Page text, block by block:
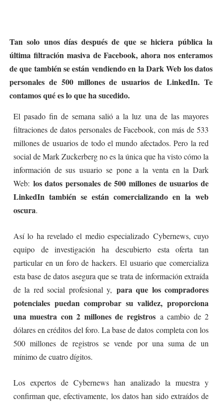
Tan solo unos días después de que se hiciera pública la
última filtración masiva de Facebook, ahora nos enteramos
de que también se están vendiendo en la Dark Web los datos
personales de 500 millones de usuarios de LinkedIn. Te
contamos qué es lo que ha sucedido.
El pasado fin de semana salió a la luz una de las mayores
filtraciones de datos personales de Facebook, con más de 533
millones de usuarios de todo el mundo afectados. Pero la red
social de Mark Zuckerberg no es la única que ha visto cómo la
información de sus usuario se pone a la venta en la Dark
Web: los datos personales de 500 millones de usuarios de
LinkedIn también se están comercializando en la web
oscura.
Así lo ha revelado el medio especializado Cybernews, cuyo
equipo de investigación ha descubierto esta oferta tan
particular en un foro de hackers. El usuario que comercializa
esta base de datos asegura que se trata de información extraída
de la red social profesional y, para que los compradores
potenciales puedan comprobar su validez, proporciona
una muestra con 2 millones de registros a cambio de 2
dólares en créditos del foro. La base de datos completa con los
500 millones de registros se vende por una suma de un
mínimo de cuatro dígitos.
Los expertos de Cybernews han analizado la muestra y
confirman que, efectivamente, los datos han sido extraídos de